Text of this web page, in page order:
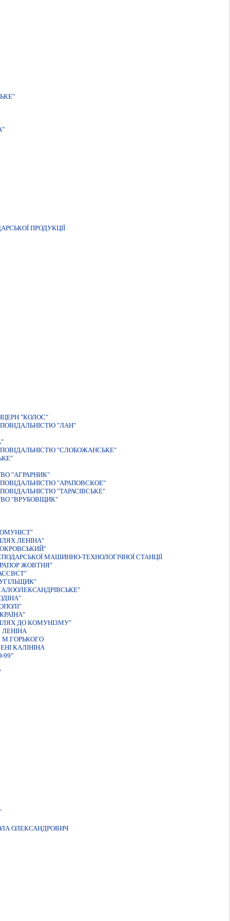
ПРОДУКЦІЇ
"КОЛОС"
"ЛАН"
"СЛОБОЖАНСЬКЕ"
"АГРАРНИК"
"АРАПОВСКОЕ"
"ТАРАСIВСЬКЕ"
"ВРУБОВЩИК"
ЛЕНIНА"
МАШИННО-ТЕХНОЛОГІЧНОЇ СТАНЦІЇ
ЖОВТНЯ"
ДО КОМУНІЗМУ"
М ГОРЬКОГО
КАЛІНІНА
99"
ОЛЕКСАНДРОВИЧ